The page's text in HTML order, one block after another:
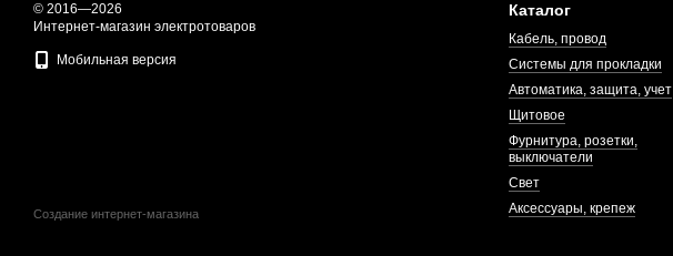
© 2016—2026
Интернет-магазин электротоваров
Мобильная версия
Каталог
Кабель, провод
Системы для прокладки
Автоматика, защита, учет
Щитовое
Фурнитура, розетки,
выключатели
Свет
Аксессуары, крепеж
Создание интернет-магазина